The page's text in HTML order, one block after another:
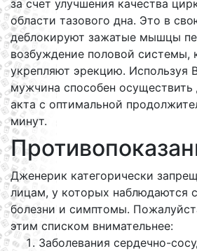
за счет улучшения качества
области тазового дна. Это в
деблокируют зажатые мышцы
возбуждение половой системы,
укрепляют эрекцию. Используя
мужчина способен осуществить
акта с оптимальной
минут.
Дженерик категорически
лицам, у которых наблюдаются
болезни и симптомы.
этим списком внимательнее:
Заболевания сердечно-